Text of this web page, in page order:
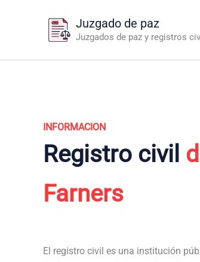
Juzgado de paz
Juzgados de paz y registros
INFORMACION
Registro civil
Farners
El registro civil es una institución